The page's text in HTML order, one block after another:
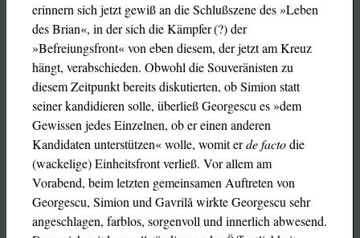
erinnern sich jetzt gewiß an die Schlußszene des »Leben
des Brian«, in der sich die Kämpfer (?) der
»Befreiungsfront« von eben diesem, der jetzt am Kreuz
hängt, verabschieden. Obwohl die Souveränisten zu
diesem Zeitpunkt bereits diskutierten, ob Simion statt
seiner kandidieren solle, überließ Georgescu es »dem
Gewissen jedes Einzelnen, ob er einen anderen
Kandidaten unterstützen« wolle, womit erde factodie
(wackelige) Einheitsfront verließ. Vor allem am
Vorabend, beim letzten gemeinsamen Auftreten von
Georgescu, Simion und Gavrilă wirkte Georgescu sehr
angeschlagen, farblos, sorgenvoll und innerlich abwesend.